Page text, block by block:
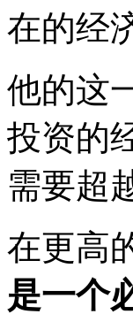
在的经
他的这
投资的
需要超
在更高
是一个